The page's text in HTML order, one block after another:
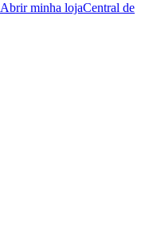
Abrir minha lojaCentral de